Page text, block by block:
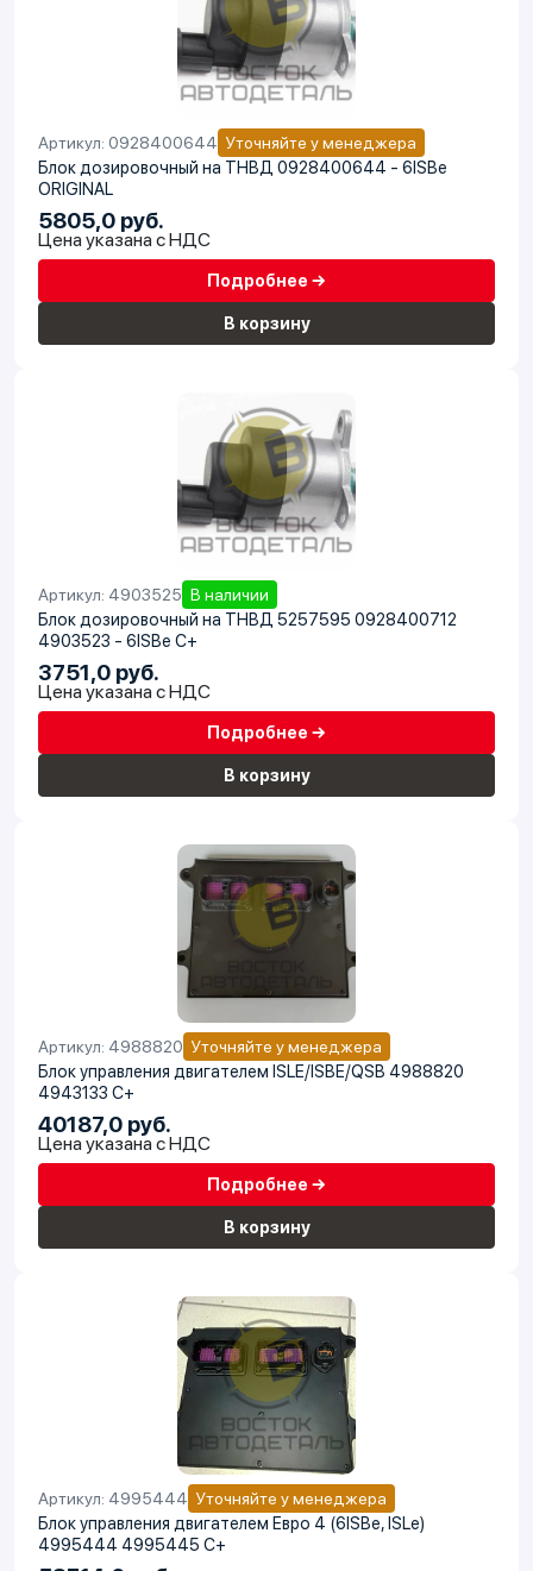
Артикул: 0928400644 Уточняйте у менеджера
Блок дозировочный на ТНВД 0928400644 - 6ISBe
ORIGINAL
5805,0 руб.
Цена указана с НДС
Подробнее →
В корзину
Артикул: 4903525 В наличии
Блок дозировочный на ТНВД 5257595 0928400712
4903523 - 6ISBe C+
3751,0 руб.
Цена указана с НДС
Подробнее →
В корзину
Артикул: 4988820 Уточняйте у менеджера
Блок управления двигателем ISLE/ISBE/QSB 4988820
4943133 C+
40187,0 руб.
Цена указана с НДС
Подробнее →
В корзину
Артикул: 4995444 Уточняйте у менеджера
Блок управления двигателем Евро 4 (6ISBe, ISLe)
4995444 4995445 C+